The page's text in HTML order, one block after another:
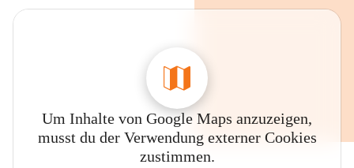
Um Inhalte von Google Maps anzuzeigen,
musst du der Verwendung externer Cookies
zustimmen.